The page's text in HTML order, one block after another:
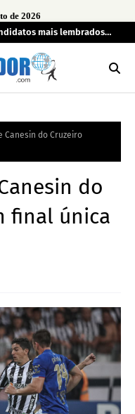
de 2026
mais lembrados
deputado estadual
Canesin do Cruzeiro
do
final única